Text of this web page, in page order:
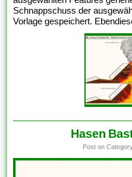
Schnappschuss der
Vorlage gespeichert.
Hasen
Post on